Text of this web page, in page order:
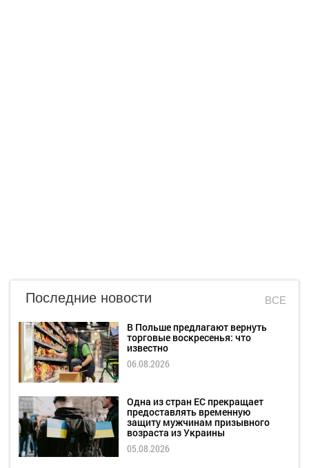
Последние новости ВСЕ
В Польше предлагают вернуть
торговые воскресенья: что
известно
06.08.2026
Одна из стран ЕС прекращает
предоставлять временную
защиту мужчинам призывного
возраста из Украины
05.08.2026